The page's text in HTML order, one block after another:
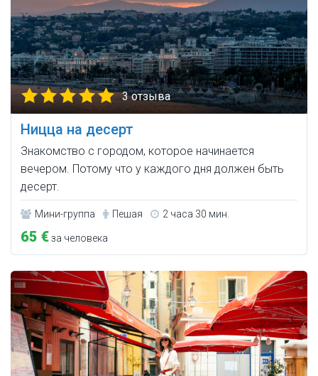
3 отзыва
Ницца на десерт
Знакомство с городом, которое начинается
вечером. Потому что у каждого дня должен быть
десерт.
Мини-группа Пешая 2 часа 30 мин.
65 €за человека